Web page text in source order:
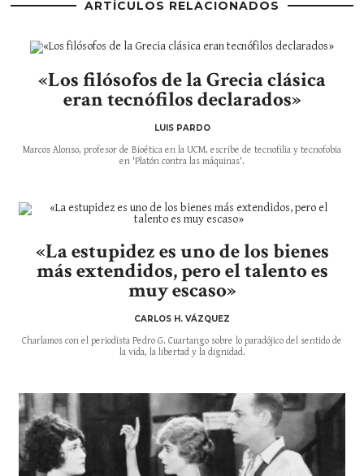
ARTÍCULOS RELACIONADOS
«Los filósofos de la Grecia clásica
eran tecnófilos declarados»
LUIS PARDO
Marcos Alonso, profesor de Bioética en la UCM, escribe de tecnofilia y tecnofobia
en 'Platón contra las máquinas'.
«La estupidez es uno de los bienes
más extendidos, pero el talento es
muy escaso»
CARLOS H. VÁZQUEZ
Charlamos con el periodista Pedro G. Cuartango sobre lo paradójico del sentido de
la vida, la libertad y la dignidad.